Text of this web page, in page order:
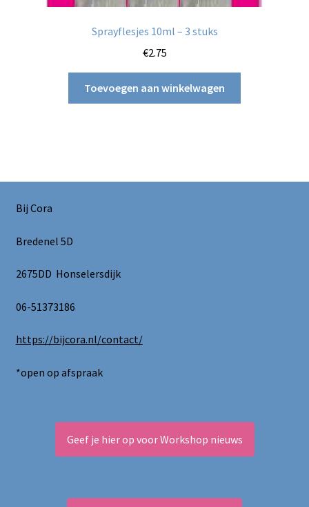
Sprayflesjes 10ml – 3 stuks
€2.75
Toevoegen aan winkelwagen
Bij Cora
Bredenel 5D
2675DD Honselersdijk
06-51373186
https://bijcora.nl/contact/
*open op afspraak
Geef je hier op voor Workshop nieuws